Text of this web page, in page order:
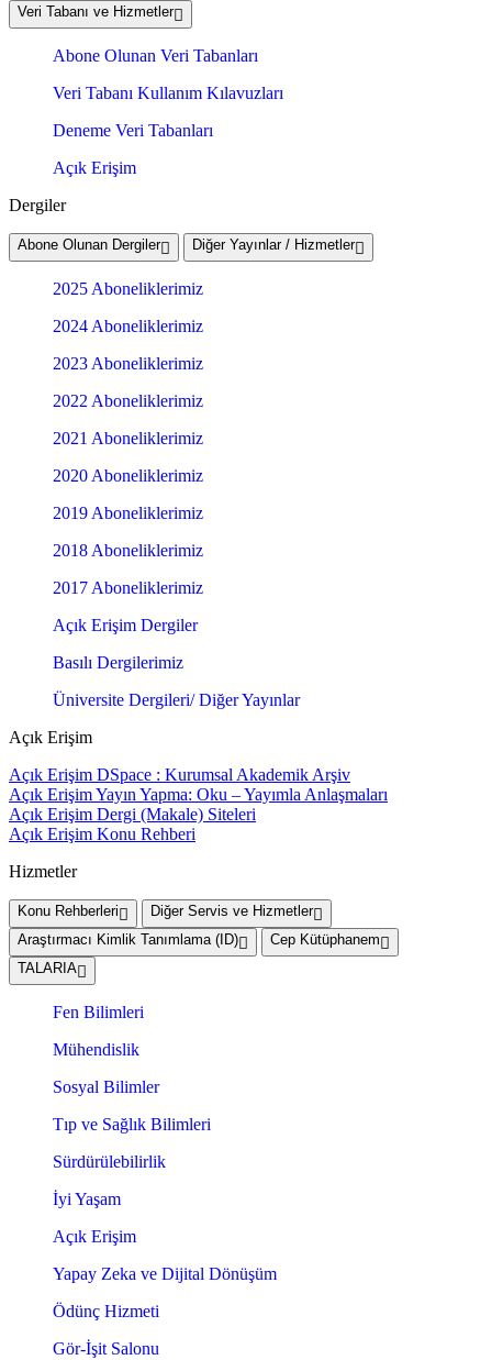
Veri Tabanı ve Hizmetler
Abone Olunan Veri Tabanları
Veri Tabanı Kullanım Kılavuzları
Deneme Veri Tabanları
Açık Erişim
Dergiler
Abone Olunan Dergiler Diğer Yayınlar / Hizmetler
2025 Aboneliklerimiz
2024 Aboneliklerimiz
2023 Aboneliklerimiz
2022 Aboneliklerimiz
2021 Aboneliklerimiz
2020 Aboneliklerimiz
2019 Aboneliklerimiz
2018 Aboneliklerimiz
2017 Aboneliklerimiz
Açık Erişim Dergiler
Basılı Dergilerimiz
Üniversite Dergileri/ Diğer Yayınlar
Açık Erişim
Açık Erişim DSpace : Kurumsal Akademik Arşiv
Açık Erişim Yayın Yapma: Oku – Yayımla Anlaşmaları
Açık Erişim Dergi (Makale) Siteleri
Açık Erişim Konu Rehberi
Hizmetler
Konu Rehberleri
Diğer Servis ve Hizmetler
Araştırmacı Kimlik Tanımlama (ID)
Cep Kütüphanem
TALARIA
Fen Bilimleri
Mühendislik
Sosyal Bilimler
Tıp ve Sağlık Bilimleri
Sürdürülebilirlik
İyi Yaşam
Açık Erişim
Yapay Zeka ve Dijital Dönüşüm
Ödünç Hizmeti
Gör-İşit Salonu